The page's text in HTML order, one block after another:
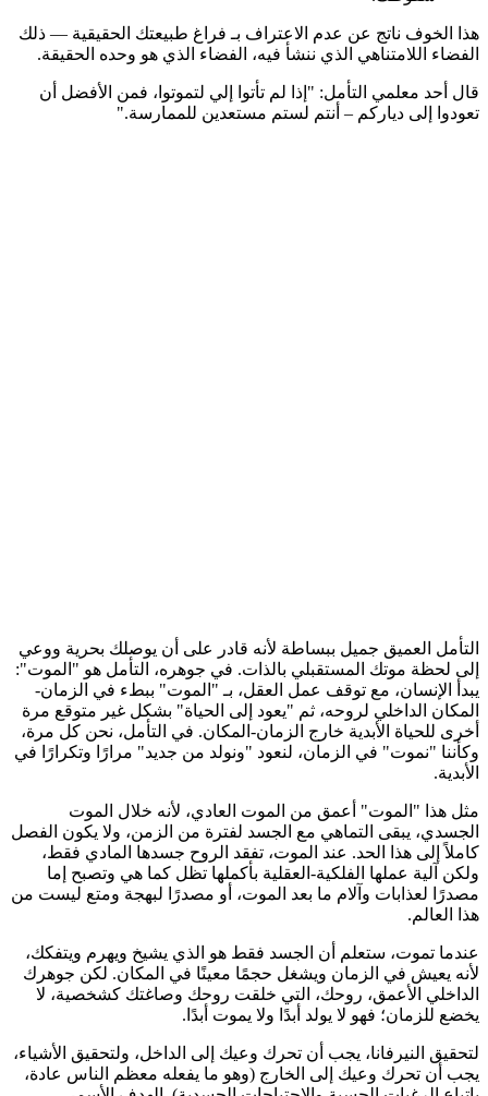
هذا الخوف ناتج عن عدم الاعتراف بـ فراغ طبيعتك الحقيقية — ذلك
الفضاء اللامتناهي الذي ننشأ فيه، الفضاء الذي هو وحده الحقيقة.
قال أحد معلمي التأمل: "إذا لم تأتوا إلي لتموتوا، فمن الأفضل أن
تعودوا إلى دياركم – أنتم لستم مستعدين للممارسة."
التأمل العميق جميل ببساطة لأنه قادر على أن يوصلك بحرية ووعي
إلى لحظة موتك المستقبلي بالذات. في جوهره، التأمل هو "الموت":
يبدأ الإنسان، مع توقف عمل العقل، بـ "الموت" ببطء في الزمان-
المكان الداخلي لروحه، ثم "يعود إلى الحياة" بشكل غير متوقع مرة
أخرى للحياة الأبدية خارج الزمان-المكان. في التأمل، نحن كل مرة،
وكأننا "نموت" في الزمان، لنعود "ونولد من جديد" مرارًا وتكرارًا في
الأبدية.
مثل هذا "الموت" أعمق من الموت العادي، لأنه خلال الموت
الجسدي، يبقى التماهي مع الجسد لفترة من الزمن، ولا يكون الفصل
كاملاً إلى هذا الحد. عند الموت، تفقد الروح جسدها المادي فقط،
ولكن آلية عملها الفلكية-العقلية بأكملها تظل كما هي وتصبح إما
مصدرًا لعذابات وآلام ما بعد الموت، أو مصدرًا لبهجة ومتع ليست من
هذا العالم.
عندما تموت، ستعلم أن الجسد فقط هو الذي يشيخ ويهرم ويتفكك،
لأنه يعيش في الزمان ويشغل حجمًا معينًا في المكان. لكن جوهرك
الداخلي الأعمق، روحك، التي خلقت روحك وصاغتك كشخصية، لا
يخضع للزمان؛ فهو لا يولد أبدًا ولا يموت أبدًا.
لتحقيق النيرفانا، يجب أن تحرك وعيك إلى الداخل، ولتحقيق الأشياء،
يجب أن تحرك وعيك إلى الخارج (وهو ما يفعله معظم الناس عادة،